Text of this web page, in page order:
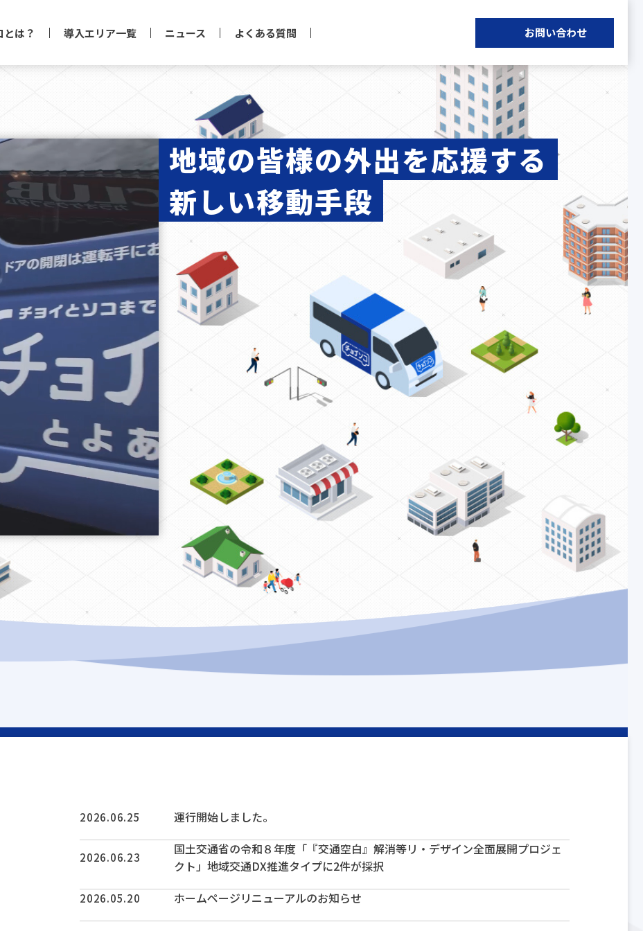
とは？ 導入エリア一覧 ニュース よくある質問 お問い合わせ
地域の皆様の外出を応援する
新しい移動手段
2026.06.25 運行開始しました。
2026.06.23
国土交通省の令和８年度「『交通空白』解消等リ・デザイン全面展開プロジェ
クト」地域交通DX推進タイプに2件が採択
2026.05.20 ホームページリニューアルのお知らせ